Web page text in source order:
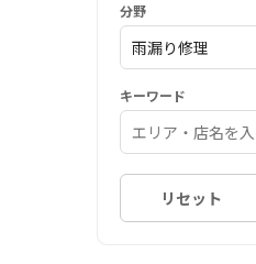
分野
キーワード
リセット